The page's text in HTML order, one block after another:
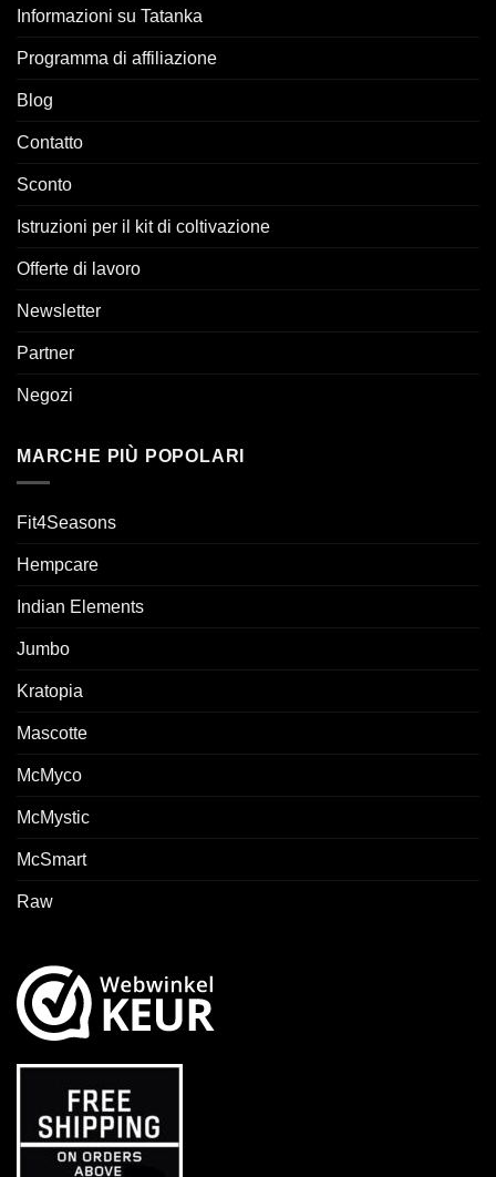
Informazioni su Tatanka
Programma di affiliazione
Blog
Contatto
Sconto
Istruzioni per il kit di coltivazione
Offerte di lavoro
Newsletter
Partner
Negozi
MARCHE PIÙ POPOLARI
Fit4Seasons
Hempcare
Indian Elements
Jumbo
Kratopia
Mascotte
McMyco
McMystic
McSmart
Raw